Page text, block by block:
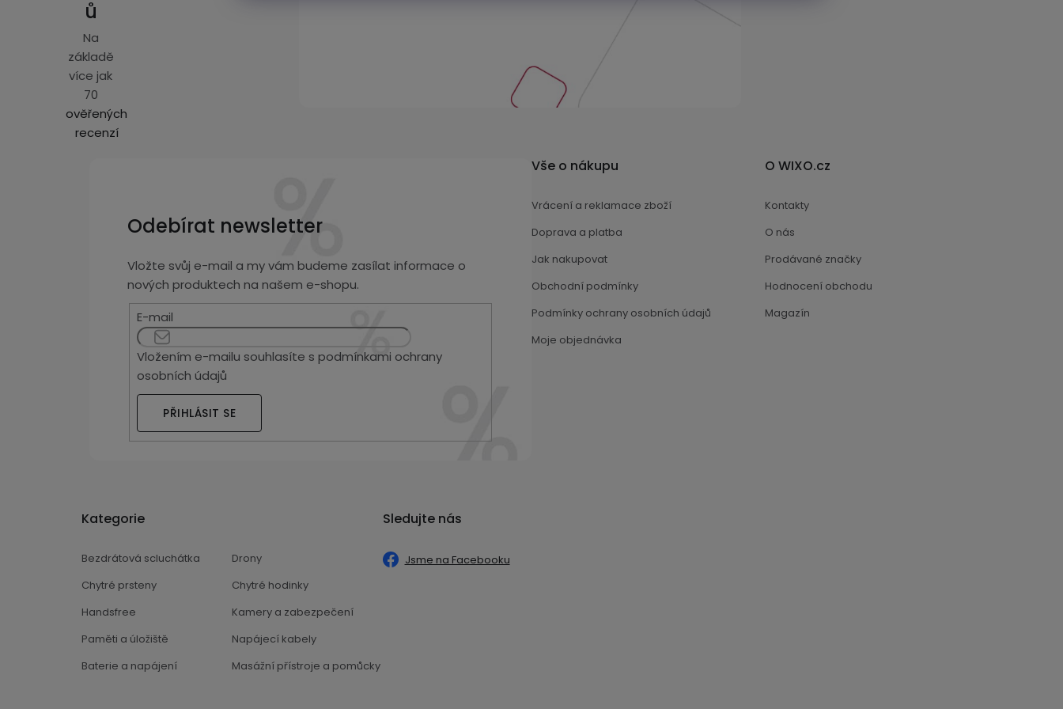
ů
Na
základě
více jak
70
ověřených
recenzí
Odebírat newsletter
Vložte svůj e-mail a my vám budeme zasílat informace o
nových produktech na našem e-shopu.
E-mail
Vložením e-mailu souhlasíte spodmínkami ochrany
osobních údajů
PŘIHLÁSIT SE
Vše o nákupu
Vrácení a reklamace zboží
Doprava a platba
Jak nakupovat
Obchodní podmínky
Podmínky ochrany osobních údajů
Moje objednávka
O WIXO.cz
Kontakty
O nás
Prodávané značky
Hodnocení obchodu
Magazín
Kategorie
Bezdrátová scluchátka
Drony
Chytré prsteny
Chytré hodinky
Handsfree
Kamery a zabezpečení
Paměti a úložiště
Napájecí kabely
Baterie a napájení
Masážní přístroje a pomůcky
Sledujte nás
Jsme na Facebooku